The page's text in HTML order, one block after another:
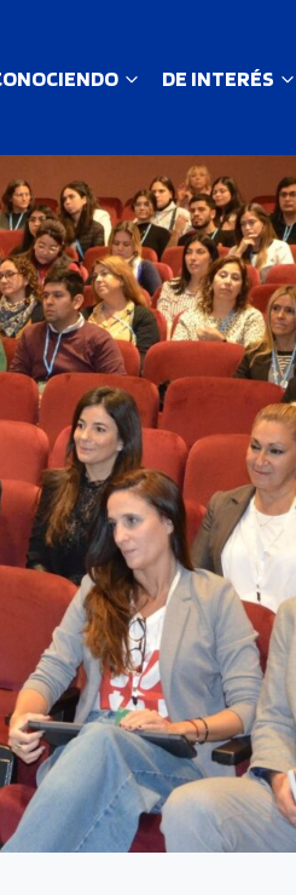
DE INTERÉS